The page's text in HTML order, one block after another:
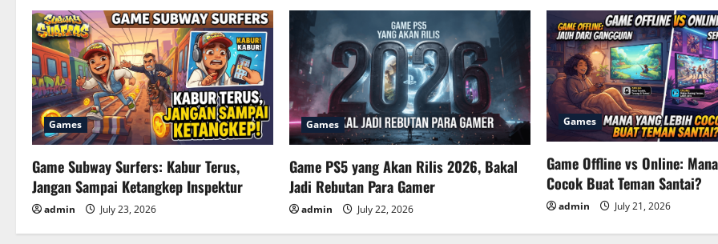
Games
Game Subway Surfers: Kabur Terus,
Jangan Sampai Ketangkep Inspektur
admin July 23, 2026
Games
Game PS5 yang Akan Rilis 2026, Bakal
Jadi Rebutan Para Gamer
admin July 22, 2026
Games
Game Offline vs Online:
Cocok Buat Teman Santai?
admin July 21, 2026